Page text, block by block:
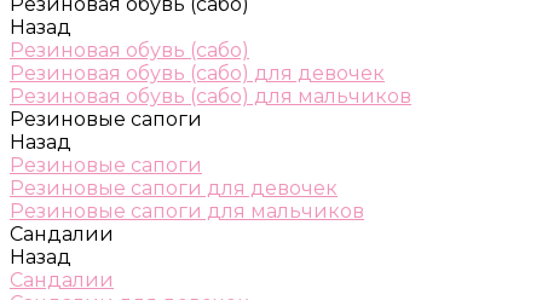
Назад
Резиновая обувь (сабо)
Резиновая обувь (сабо) для девочек
Резиновая обувь (сабо) для мальчиков
Резиновые сапоги
Назад
Резиновые сапоги
Резиновые сапоги для девочек
Резиновые сапоги для мальчиков
Сандалии
Назад
Сандалии